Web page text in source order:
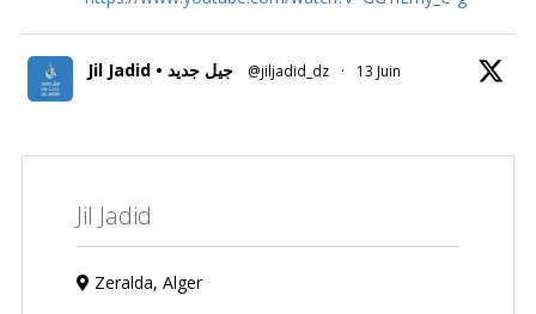
Jil Jadid • جيل جديد @jiljadid_dz · 13 Juin
Jil Jadid
Zeralda, Alger